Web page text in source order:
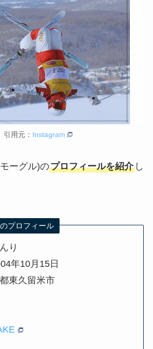
引用元： Instagram
ーグル)のプロフィールを紹介し
プロフィール
り
年10月15日
東久留米市